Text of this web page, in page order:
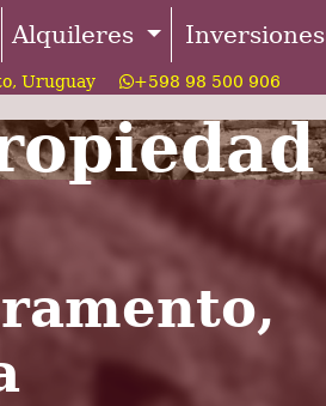
Alquileres Inversiones
Uruguay +598 98 500 906